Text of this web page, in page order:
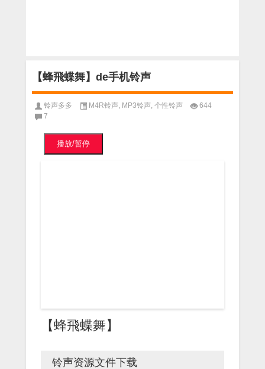
【蜂飛蝶舞】de手机铃声
铃声多多 M4R铃声 MP3铃声 个性铃声
644
7
播放/暂停
【蜂飛蝶舞】
铃声资源文件下载